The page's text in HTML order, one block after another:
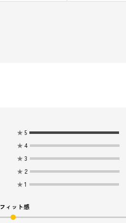
★ 5
★ 4
★ 3
★ 2
★ 1
フィット感